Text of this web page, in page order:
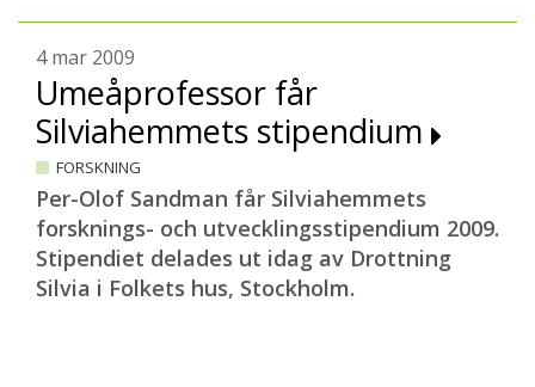
4 mar 2009
Umeåprofessor får
Silviahemmets stipendium
FORSKNING
Per-Olof Sandman får Silviahemmets
forsknings- och utvecklingsstipendium 2009.
Stipendiet delades ut idag av Drottning
Silvia i Folkets hus, Stockholm.